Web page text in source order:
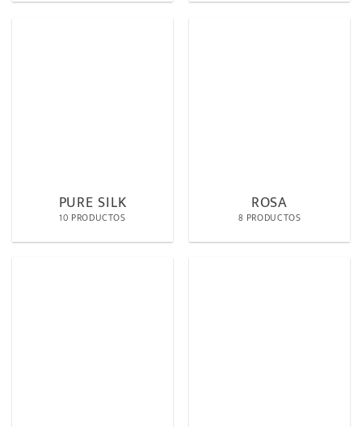
PURE SILK
10 PRODUCTOS
ROSA
8 PRODUCTOS